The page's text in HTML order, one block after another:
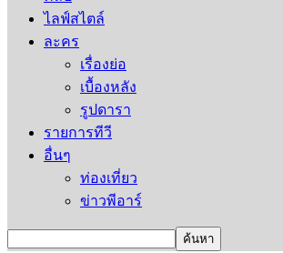
ไลฟ์สไตล์
ละคร
เรื่องย่อ
เบื้องหลัง
รูปดารา
รายการทีวี
อื่นๆ
ท่องเที่ยว
ข่าวพีอาร์